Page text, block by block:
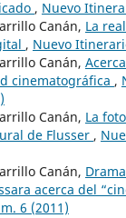
, Nuevo
Canán, La
, Nuevo
Canán,
cinematográfica ,
Canán, La
de Flusser ,
Canán,
acerca del
6 (2011)